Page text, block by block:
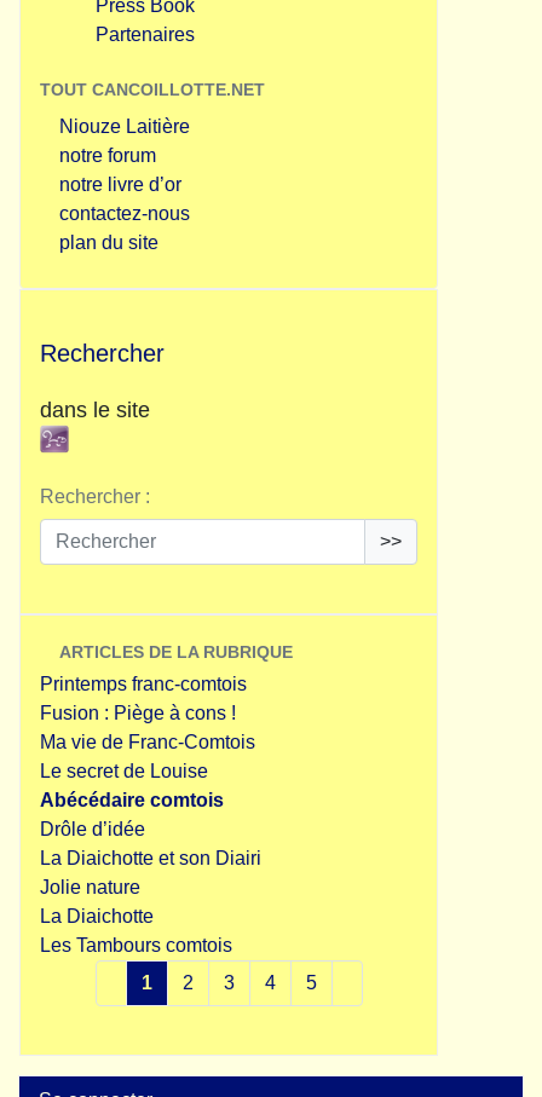
Press Book
Partenaires
TOUT CANCOILLOTTE.NET
Niouze Laitière
notre forum
notre livre d’or
contactez-nous
plan du site
Rechercher
dans le site
Rechercher :
>>
ARTICLES DE LA RUBRIQUE
Printemps franc-comtois
Fusion : Piège à cons !
Ma vie de Franc-Comtois
Le secret de Louise
Abécédaire comtois
Drôle d’idée
La Diaichotte et son Diairi
Jolie nature
La Diaichotte
Les Tambours comtois
1
2 3 4 5